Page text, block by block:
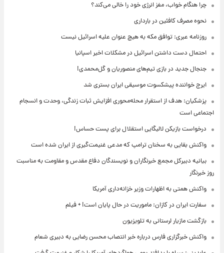
چرا هنگام خواب، مغز انرژی خود را خالی می‌کند؟
نحوه مصرف کافئین در بارداری
روزنامه عبری: توافق مکه به هیچ عنوان علیه اسرائیل نیست
احتمال دست داشتن اسرائیل در مشکلات اخیر اسپانیا
جنجال جدید در بازی تیم‌های منصوریان و گل‌محمدی!
ایرج خواننده پیشکسوت موسیقی ایران بستری شد
پزشکیان: هدف از استقرار محله‌محوری افزایش ثبات زندگی، وحدت و انسجام
اجتماعی است
درخواست بازیکن لالیگایی استقلال برای پست حساس!
واکنش بقایی به سخنان ترامپ که مدعی غنیمت‌گیری از ایران شده است
بیانیه دبیرکل مجمع خبرنگاران و نویسندگان دفاع مقدس و مقاومت به مناسبت
روز خبرنگار
واکنش همتی به اظهارات وزیر خزانه‌داری آمریکا
سفارت ایران در کازان: ماموریت در حال پایان است! + فیلم
بازگشت مازیار لرستانی به تلویزیون
واکنش خبرگزاری فارس درباره خبر انتصاب محسن رضایی به دبیری شعام